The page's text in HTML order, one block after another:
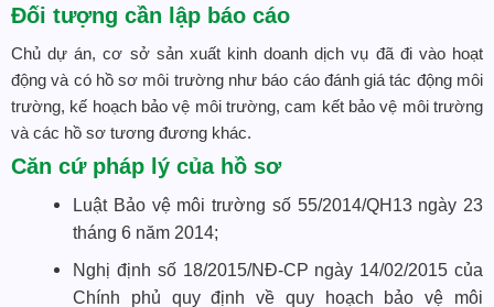
Đối tượng cần lập báo cáo
Chủ dự án, cơ sở sản xuất kinh doanh dịch vụ đã đi vào hoạt
động và có hồ sơ môi trường như báo cáo đánh giá tác động môi
trường, kế hoạch bảo vệ môi trường, cam kết bảo vệ môi trường
và các hồ sơ tương đương khác.
Căn cứ pháp lý của hồ sơ
Luật Bảo vệ môi trường số 55/2014/QH13 ngày 23
tháng 6 năm 2014;
Nghị định số 18/2015/NĐ-CP ngày 14/02/2015 của
Chính phủ quy định về quy hoạch bảo vệ môi